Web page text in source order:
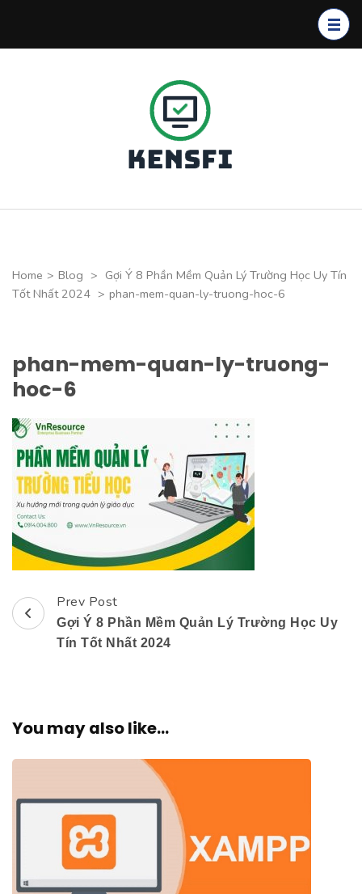
Home > Blog > Gợi Ý 8 Phần Mềm Quản Lý Trường Học Uy Tín
Tốt Nhất 2024 > phan-mem-quan-ly-truong-hoc-6
phan-mem-quan-ly-truong-
hoc-6
Post
Navigation
Prev Post
Gợi Ý 8 Phần Mềm Quản Lý Trường Học Uy
Tín Tốt Nhất 2024
You may also like...